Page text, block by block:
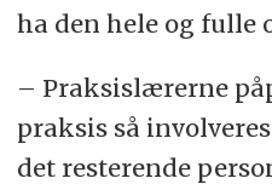
ha den hele og fulle
– Praksislærerne
praksis så
det resterende